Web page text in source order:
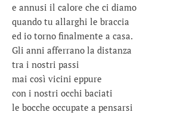
e annusi il calore che ci diamo
quando tu allarghi le braccia
ed io torno finalmente a casa.
Gli anni afferrano la distanza
tra i nostri passi
mai così vicini eppure
con i nostri occhi baciati
le bocche occupate a pensarsi